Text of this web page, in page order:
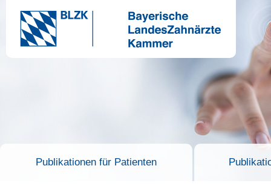
Publikationen für Patienten